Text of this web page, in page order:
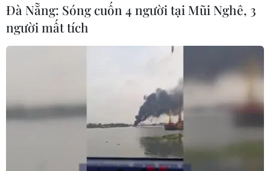
Đà Nẵng: Sóng cuốn 4 người tại Mũi Nghê, 3
người mất tích